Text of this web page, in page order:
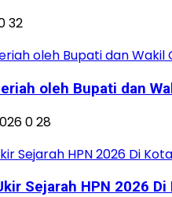
32
oleh Bupati dan
028
Sejarah HPN 2026 Di